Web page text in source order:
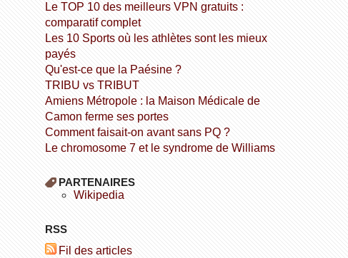
Le TOP 10 des meilleurs VPN gratuits :
comparatif complet
Les 10 Sports où les athlètes sont les mieux
payés
Qu'est-ce que la Paésine ?
TRIBU vs TRIBUT
Amiens Métropole : la Maison Médicale de
Camon ferme ses portes
Comment faisait-on avant sans PQ ?
Le chromosome 7 et le syndrome de Williams
PARTENAIRES
wikipedia
RSS
Fil des articles